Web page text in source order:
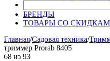
БРЕНДЫ
ТОВАРЫ СО
Главная/Садовая техника/
триммер Prorab 8405
68 из 93